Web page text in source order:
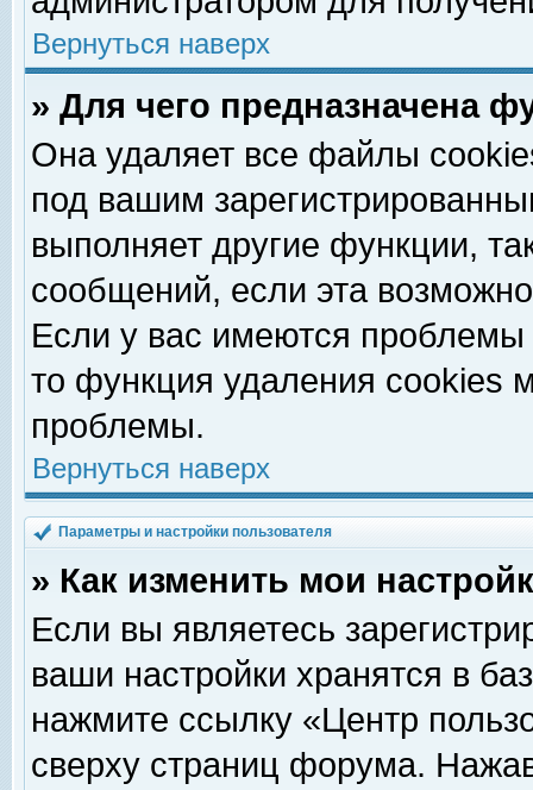
Вернуться наверх
» Для чего предназначена
Она удаляет все файлы
под вашим
выполняет другие функции,
сообщений, если эта
Если у вас имеются
то функция удаления cookies
проблемы.
Вернуться наверх
Параметры и настройки пользователя
» Как изменить мои
Если вы являетесь
ваши настройки хранятся в
нажмите ссылку «Центр
сверху страниц форума.